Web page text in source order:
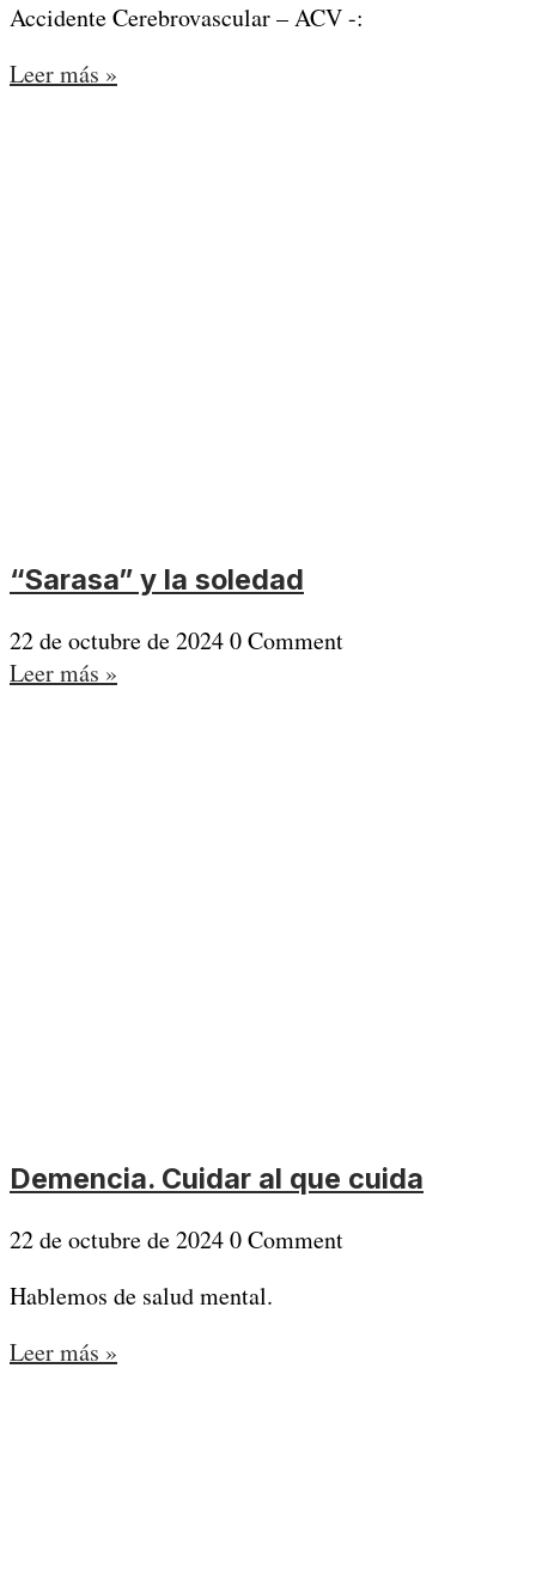
Accidente Cerebrovascular – ACV -:
Leer más »
“Sarasa” y la soledad
22 de octubre de 20240 Comment
Leer más »
Demencia. Cuidar al que cuida
22 de octubre de 20240 Comment
Hablemos de salud mental.
Leer más »